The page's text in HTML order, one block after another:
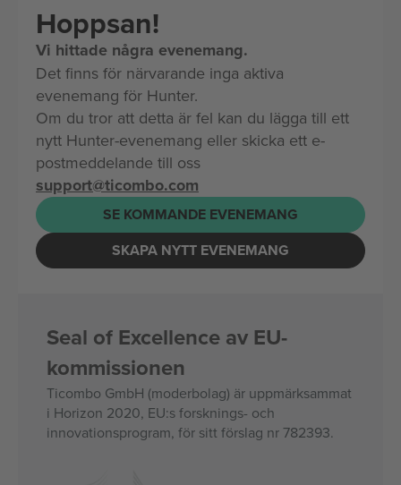
Hoppsan!
Vi hittade några evenemang.
Det finns för närvarande inga aktiva
evenemang för Hunter.
Om du tror att detta är fel kan du lägga till ett
nytt Hunter-evenemang eller skicka ett e-
postmeddelande till oss
support@ticombo.com
SE KOMMANDE EVENEMANG
SKAPA NYTT EVENEMANG
Seal of Excellence av EU-
kommissionen
Ticombo GmbH (moderbolag) är uppmärksammat
i Horizon 2020, EU:s forsknings- och
innovationsprogram, för sitt förslag nr 782393.